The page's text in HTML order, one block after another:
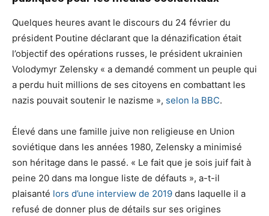
Quelques heures avant le discours du 24 février du
président Poutine déclarant que la dénazification était
l’objectif des opérations russes, le président ukrainien
Volodymyr Zelensky « a demandé comment un peuple qui
a perdu huit millions de ses citoyens en combattant les
nazis pouvait soutenir le nazisme », selon la BBC.
Élevé dans une famille juive non religieuse en Union
soviétique dans les années 1980, Zelensky a minimisé
son héritage dans le passé. « Le fait que je sois juif fait à
peine 20 dans ma longue liste de défauts », a-t-il
plaisanté lors d’une interview de 2019 dans laquelle il a
refusé de donner plus de détails sur ses origines